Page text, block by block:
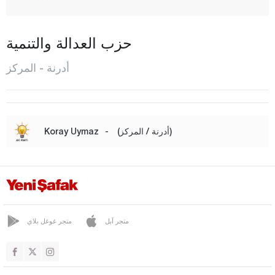
كيرجاصالح
لالاباشا
المركز
سولوغلو
أوزونكوبرو
إلازغ
حزب العدالة والتنمية
أدرنة - المركز
Koray Uymaz - (أدرنة / المركز)
متجر غوغل بلاي متجر آبل